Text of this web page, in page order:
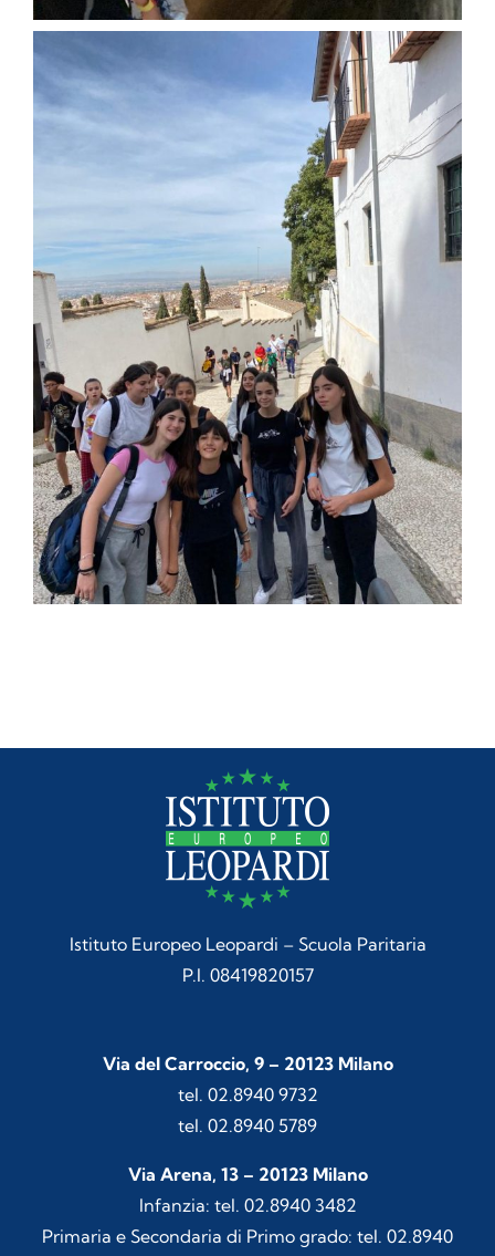
Istituto Europeo Leopardi – Scuola Paritaria
P.I. 08419820157
Via del Carroccio, 9 – 20123 Milano
tel. 02.8940 9732
tel. 02.8940 5789
Via Arena, 13 – 20123 Milano
Infanzia: tel. 02.8940 3482
Primaria e Secondaria di Primo grado: tel. 02.8940